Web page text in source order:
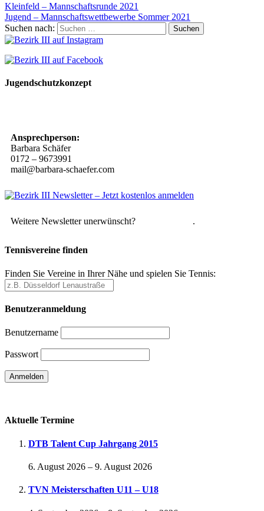
Kleinfeld – Mannschaftsrunde 2021
Jugend – Mannschaftswettbewerbe Sommer 2021
Suchen nach:
Jugendschutzkonzept
Ansprechperson:
Barbara Schäfer
0172 – 9673991
mail@barbara-schaefer.com
Weitere Newsletter unerwünscht? .
Tennisvereine finden
Finden Sie Vereine in Ihrer Nähe und spielen Sie Tennis:
Benutzeranmeldung
Benutzername
Passwort
Aktuelle Termine
DTB Talent Cup Jahrgang 2015
6. August 2026 – 9. August 2026
TVN Meisterschaften U11 – U18